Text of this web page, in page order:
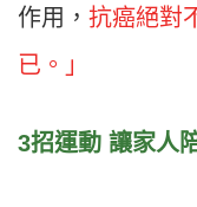
作用， 抗癌絕對
已。」
3招運動 讓家人